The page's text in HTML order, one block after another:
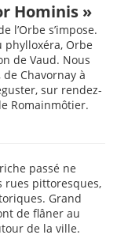
Hominis »
l’Orbe s’impose.
phylloxéra, Orbe
de Vaud. Nous
Chavornay à
sur rendez-
Romainmôtier.
passé ne
rues pittoresques,
Grand
de flâner au
de la ville.